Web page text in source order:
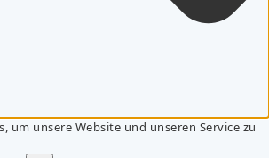
um unsere Website und unseren Service zu